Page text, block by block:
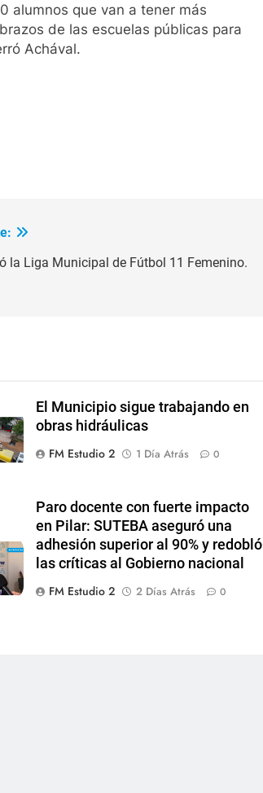
alumnos que van a tener más
de las escuelas públicas para
Achával.
la Liga Municipal de Fútbol 11 Femenino.
El Municipio sigue trabajando en
obras hidráulicas
FM Estudio 2
1 Día Atrás 0
Paro docente con fuerte impacto
en Pilar: SUTEBA aseguró una
adhesión superior al 90% y redobló
las críticas al Gobierno nacional
FM Estudio 2
2 Días Atrás 0